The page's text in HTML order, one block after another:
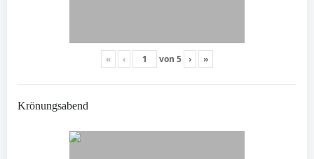
« ‹ von 5 › »
Krönungsabend